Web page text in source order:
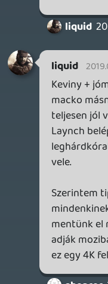
friedmannt
Itunes-on fent
liquid 2019.04.16
Először is:
örülünk annak,
ellenérveket
anyázást.
Amit reagálnék
kapitalista
természetesen
Az Epic Store egy
hegemóniájának
Fragmentálni fogja
fogja, és ez is a
próbálkozások
EA részéről,
versenypiacon